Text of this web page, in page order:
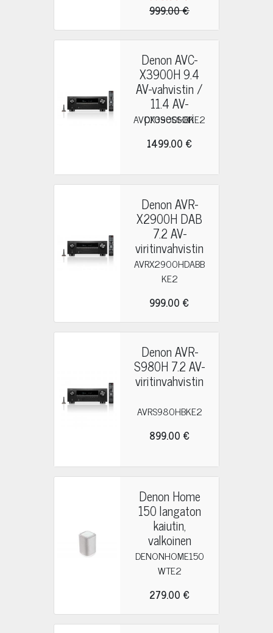
999.00 €
Denon AVC-
X3900H 9.4
AV-vahvistin /
11.4 AV-
prosessori
AVCX3900HBKE2
1499.00 €
Denon AVR-
X2900H DAB
7.2 AV-
viritinvahvistin
AVRX2900HDABB
KE2
999.00 €
Denon AVR-
S980H 7.2 AV-
viritinvahvistin
AVRS980HBKE2
899.00 €
Denon Home
150 langaton
kaiutin,
valkoinen
DENONHOME150
WTE2
279.00 €